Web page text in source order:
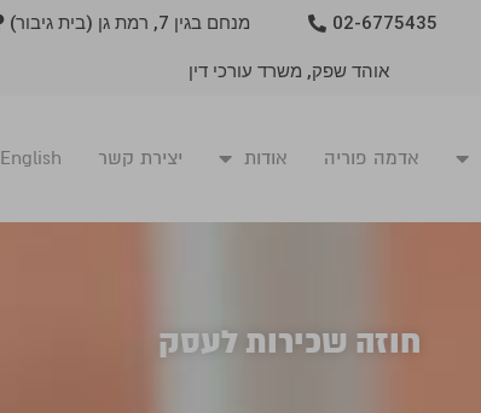
02-6775435 מנחם בגין 7, רמת גן (בית גיבור)
אוהד שפק, משרד עורכי דין
אדמה פוריה אודות יצירת קשר English
חוזה שכירות לעסק